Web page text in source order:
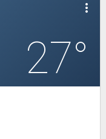
more_vert
27°